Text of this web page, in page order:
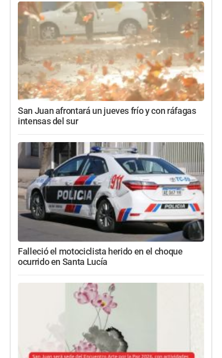
San Juan afrontará un jueves frío y con ráfagas
intensas del sur
Falleció el motociclista herido en el choque
ocurrido en Santa Lucía